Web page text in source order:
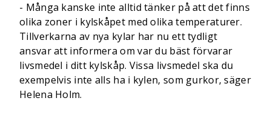
- Många kanske inte alltid tänker på att det finns
olika zoner i kylskåpet med olika temperaturer.
Tillverkarna av nya kylar har nu ett tydligt
ansvar att informera om var du bäst förvarar
livsmedel i ditt kylskåp. Vissa livsmedel ska du
exempelvis inte alls ha i kylen, som gurkor, säger
Helena Holm.